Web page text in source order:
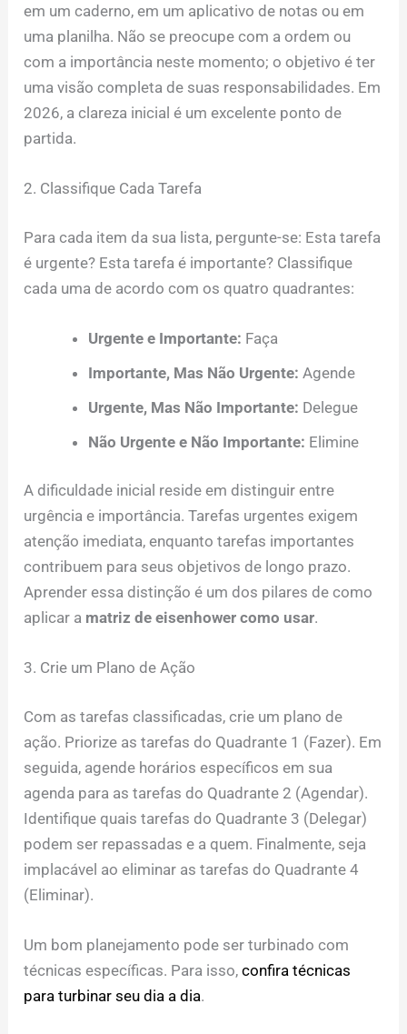
em um caderno, em um aplicativo de notas ou em
uma planilha. Não se preocupe com a ordem ou
com a importância neste momento; o objetivo é ter
uma visão completa de suas responsabilidades. Em
2026, a clareza inicial é um excelente ponto de
partida.
2. Classifique Cada Tarefa
Para cada item da sua lista, pergunte-se: Esta tarefa
é urgente? Esta tarefa é importante? Classifique
cada uma de acordo com os quatro quadrantes:
Urgente e Importante: Faça
Importante, Mas Não Urgente: Agende
Urgente, Mas Não Importante: Delegue
Não Urgente e Não Importante: Elimine
A dificuldade inicial reside em distinguir entre
urgência e importância. Tarefas urgentes exigem
atenção imediata, enquanto tarefas importantes
contribuem para seus objetivos de longo prazo.
Aprender essa distinção é um dos pilares de como
aplicar a matriz de eisenhower como usar.
3. Crie um Plano de Ação
Com as tarefas classificadas, crie um plano de
ação. Priorize as tarefas do Quadrante 1 (Fazer). Em
seguida, agende horários específicos em sua
agenda para as tarefas do Quadrante 2 (Agendar).
Identifique quais tarefas do Quadrante 3 (Delegar)
podem ser repassadas e a quem. Finalmente, seja
implacável ao eliminar as tarefas do Quadrante 4
(Eliminar).
Um bom planejamento pode ser turbinado com
técnicas específicas. Para isso,confira técnicas
para turbinar seu dia a dia.